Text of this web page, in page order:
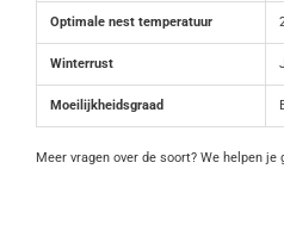
Optimale nest temperatuur
Winterrust
Moeilijkheidsgraad
Meer vragen over de soort? We helpen je